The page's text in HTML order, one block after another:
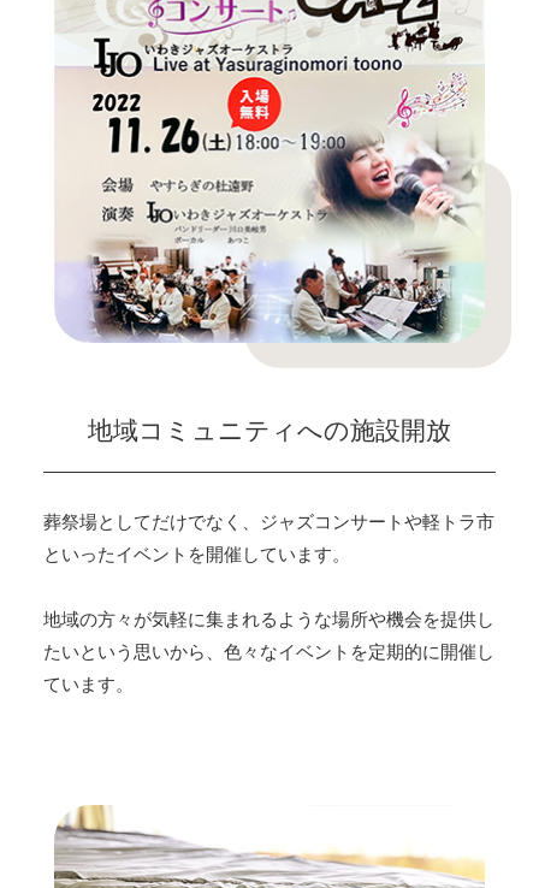
地域コミュニティへの施設開放
葬祭場としてだけでなく、ジャズコンサートや軽トラ市
といったイベントを開催しています。
地域の方々が気軽に集まれるような場所や機会を提供し
たいという思いから、色々なイベントを定期的に開催し
ています。